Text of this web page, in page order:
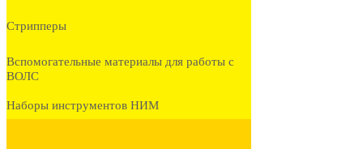
Стрипперы
Вспомогательные материалы для работы с
ВОЛС
Наборы инструментов НИМ